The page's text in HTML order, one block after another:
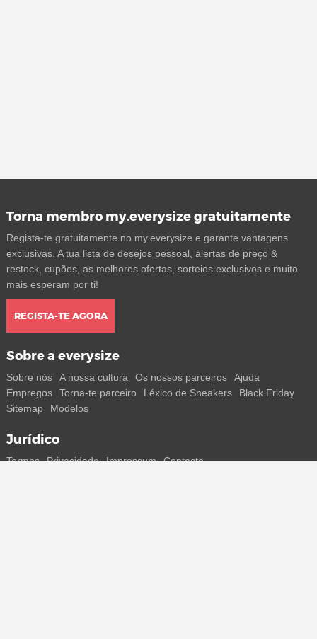
Torna membro my.everysize gratuitamente
Regista-te gratuitamente no my.everysize e garante vantagens
exclusivas. A tua lista de desejos pessoal, alertas de preço &
restock, cupões, as melhores ofertas, sorteios exclusivos e muito
mais esperam por ti!
REGISTA-TE AGORA
Sobre a everysize
Sobre nós A nossa cultura Os nossos parceiros
Ajuda
Empregos
Torna-te parceiro Léxico de Sneakers
Black Friday
Sitemap
Modelos
Jurídico
Termos Privacidade Impressum Contacto